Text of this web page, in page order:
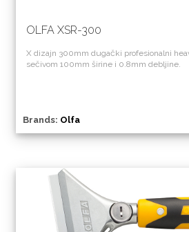
OLFA XSR-300
X dizajn 300mm dugački profesionalni
sečivom 100mm širine i 0.8mm debljine.
Brands: Olfa